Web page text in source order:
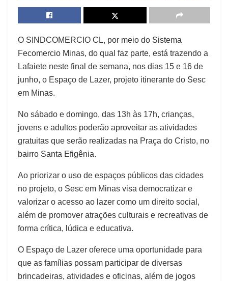
O SINDCOMERCIO CL, por meio do Sistema
Fecomercio Minas, do qual faz parte, está trazendo a
Lafaiete neste final de semana, nos dias 15 e 16 de
junho, o Espaço de Lazer, projeto itinerante do Sesc
em Minas.
No sábado e domingo, das 13h às 17h, crianças,
jovens e adultos poderão aproveitar as atividades
gratuitas que serão realizadas na Praça do Cristo, no
bairro Santa Efigênia.
Ao priorizar o uso de espaços públicos das cidades
no projeto, o Sesc em Minas visa democratizar e
valorizar o acesso ao lazer como um direito social,
além de promover atrações culturais e recreativas de
forma crítica, lúdica e educativa.
O Espaço de Lazer oferece uma oportunidade para
que as famílias possam participar de diversas
brincadeiras, atividades e oficinas, além de jogos